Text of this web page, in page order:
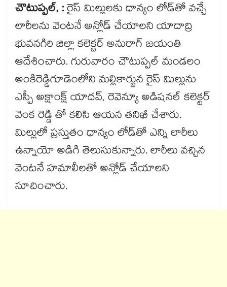
చౌటుప్పల్, :రైస్ మిల్లులకు ధాన్యం లోడ్‌‌తో వచ్చే
లారీలను వెంటనే అన్లోడ్ చేయాలని యాదాద్రి
భువనగిరి జిల్లా కలెక్టర్ అనురాగ్ జయంతి
ఆదేశించారు. గురువారం చౌటుప్పల్ మండలం
అంకిరెడ్డిగూడెంలోని మల్లికార్జున రైస్ మిల్లును
ఎస్పీ అక్షాంక్ష్ యాదవ్, రెవెన్యూ అడిషనల్​ కలెక్టర్
వెంక రెడ్డి తో కలిసి ఆయన తనిఖీ చేశారు.
మిల్లులో ప్రస్తుతం ధాన్యం లోడ్‌‌తో ఎన్ని లారీలు
ఉన్నాయో అడిగి తెలుసుకున్నారు. లారీలు వచ్చిన
వెంటనే హమాలీలతో అన్లోడ్ చేయాలని
సూచించారు.